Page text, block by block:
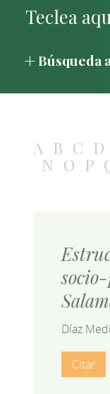
Búsqueda
A B C D
N O P
Díaz
Citar